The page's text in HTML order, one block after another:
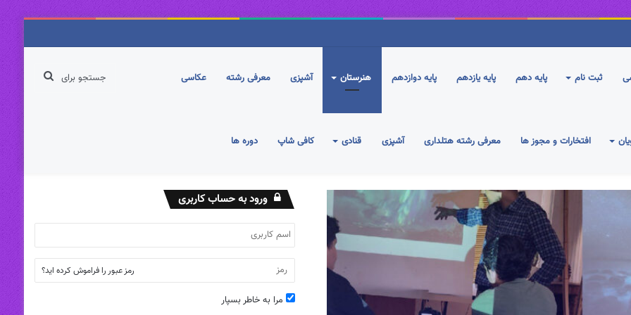
ثبت نام پایه دهم پایه یازدهم پایه دوازدهم هنرستان آشپزی معرفی رشته عکاسی
افتخارات و مجوز ها معرفی رشته هتلداری آشپزی قنادی کافی شاپ دوره ها
جستجو
ورود به حساب کاربری
رمز عبور را فراموش کرده اید؟
مرا به خاطر بسپار